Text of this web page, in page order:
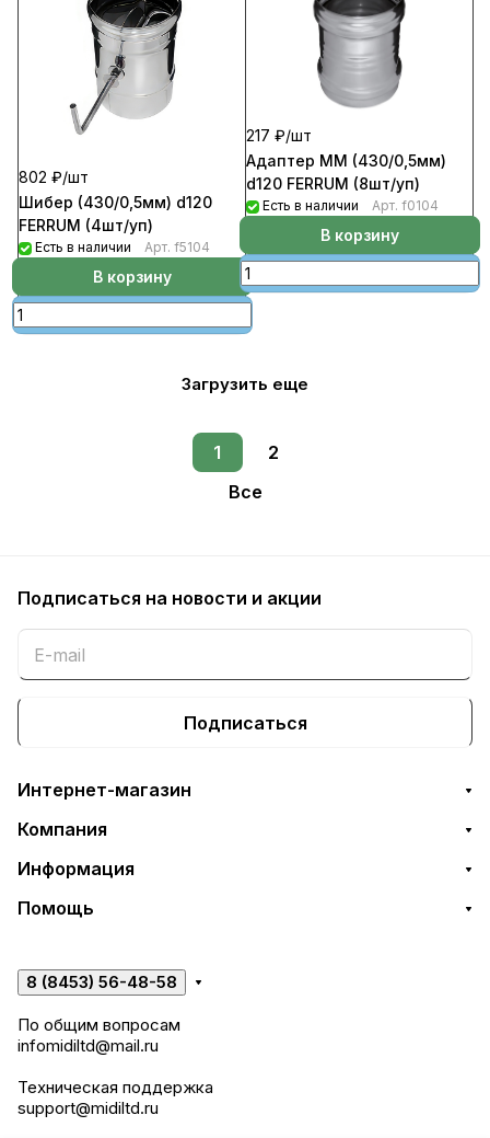
802 ₽/шт
Шибер (430/0,5мм) d120
FERRUM (4шт/уп)
Есть в наличии Арт. f5104
В корзину
217 ₽/шт
Адаптер ММ (430/0,5мм)
d120 FERRUM (8шт/уп)
Есть в наличии Арт. f0104
В корзину
Загрузить еще
1
2
Все
Подписаться на новости и акции
Подписаться
Интернет-магазин
Компания
Информация
Помощь
8 (8453) 56-48-58
По общим вопросам
infomidiltd@mail.ru
Техническая поддержка
support@midiltd.ru